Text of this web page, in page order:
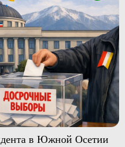
в Южной Осетии